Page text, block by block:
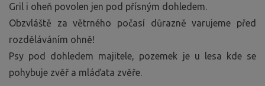
Gril i oheň povolen jen pod přísným dohledem.
Obzvláště za větrného počasí důrazně varujeme před
rozděláváním ohně!
Psy pod dohledem majitele, pozemek je u lesa kde se
pohybuje zvěř a mláďata zvěře.